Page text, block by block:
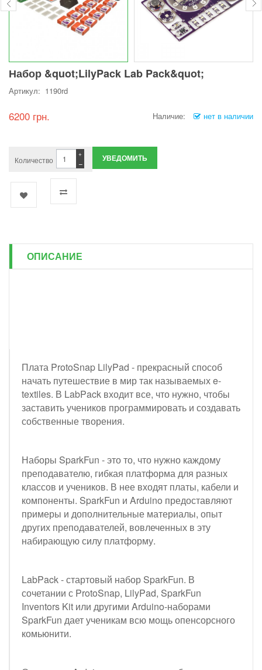
Набор &quot;LilyPack Lab Pack&quot;
Артикул: 1190rd
6200 грн. Наличие: нет в наличии
Количество −
+ УВЕДОМИТЬ
ОПИСАНИЕ
Плата ProtoSnap LilyPad - прекрасный способ
начать путешествие в мир так называемых e-
textiles. В LabPack входит все, что нужно, чтобы
заставить учеников программировать и создавать
собственные творения.
Наборы SparkFun - это то, что нужно каждому
преподавателю, гибкая платформа для разных
классов и учеников. В нее входят платы, кабели и
компоненты. SparkFun и Arduino предоставляют
примеры и дополнительные материалы, опыт
других преподавателей, вовлеченных в эту
набирающую силу платформу.
LabPack - стартовый набор SparkFun. В
сочетании с ProtoSnap, LilyPad, SparkFun
Inventors Kit или другими Arduino-наборами
SparkFun дает ученикам всю мощь опенсорсного
комьюнити.